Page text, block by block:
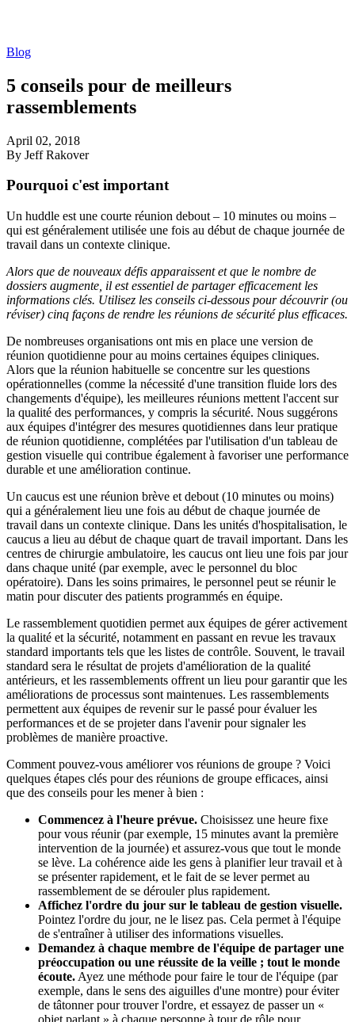
Blog
5 conseils pour de meilleurs
rassemblements
April 02, 2018
By Jeff Rakover
Pourquoi c'est important
Un huddle est une courte réunion debout – 10 minutes ou moins –
qui est généralement utilisée une fois au début de chaque journée de
travail dans un contexte clinique.
Alors que de nouveaux défis apparaissent et que le nombre de
dossiers augmente, il est essentiel de partager efficacement les
informations clés. Utilisez les conseils ci-dessous pour découvrir (ou
réviser) cinq façons de rendre les réunions de sécurité plus efficaces.
De nombreuses organisations ont mis en place une version de
réunion quotidienne pour au moins certaines équipes cliniques.
Alors que la réunion habituelle se concentre sur les questions
opérationnelles (comme la nécessité d'une transition fluide lors des
changements d'équipe), les meilleures réunions mettent l'accent sur
la qualité des performances, y compris la sécurité. Nous suggérons
aux équipes d'intégrer des mesures quotidiennes dans leur pratique
de réunion quotidienne, complétées par l'utilisation d'un tableau de
gestion visuelle qui contribue également à favoriser une performance
durable et une amélioration continue.
Un caucus est une réunion brève et debout (10 minutes ou moins)
qui a généralement lieu une fois au début de chaque journée de
travail dans un contexte clinique. Dans les unités d'hospitalisation, le
caucus a lieu au début de chaque quart de travail important. Dans les
centres de chirurgie ambulatoire, les caucus ont lieu une fois par jour
dans chaque unité (par exemple, avec le personnel du bloc
opératoire). Dans les soins primaires, le personnel peut se réunir le
matin pour discuter des patients programmés en équipe.
Le rassemblement quotidien permet aux équipes de gérer activement
la qualité et la sécurité, notamment en passant en revue les travaux
standard importants tels que les listes de contrôle. Souvent, le travail
standard sera le résultat de projets d'amélioration de la qualité
antérieurs, et les rassemblements offrent un lieu pour garantir que les
améliorations de processus sont maintenues. Les rassemblements
permettent aux équipes de revenir sur le passé pour évaluer les
performances et de se projeter dans l'avenir pour signaler les
problèmes de manière proactive.
Comment pouvez-vous améliorer vos réunions de groupe ? Voici
quelques étapes clés pour des réunions de groupe efficaces, ainsi
que des conseils pour les mener à bien :
Commencez à l'heure prévue. Choisissez une heure fixe
pour vous réunir (par exemple, 15 minutes avant la première
intervention de la journée) et assurez-vous que tout le monde
se lève. La cohérence aide les gens à planifier leur travail et à
se présenter rapidement, et le fait de se lever permet au
rassemblement de se dérouler plus rapidement.
Affichez l'ordre du jour sur le tableau de gestion visuelle.
Pointez l'ordre du jour, ne le lisez pas. Cela permet à l'équipe
de s'entraîner à utiliser des informations visuelles.
Demandez à chaque membre de l'équipe de partager une
préoccupation ou une réussite de la veille ; tout le monde
écoute. Ayez une méthode pour faire le tour de l'équipe (par
exemple, dans le sens des aiguilles d'une montre) pour éviter
de tâtonner pour trouver l'ordre, et essayez de passer un «
objet parlant » à chaque personne à tour de rôle pour